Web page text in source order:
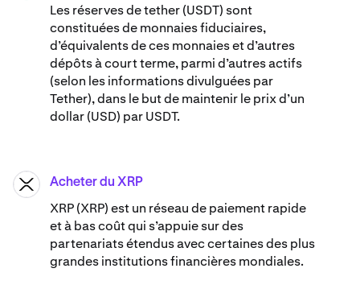
Les réserves de tether (USDT) sont
constituées de monnaies fiduciaires,
d’équivalents de ces monnaies et d’autres
dépôts à court terme, parmi d’autres actifs
(selon les informations divulguées par
Tether), dans le but de maintenir le prix d’un
dollar (USD) par USDT.
XRP Acheter du XRP
XRP (XRP) est un réseau de paiement rapide
et à bas coût qui s’appuie sur des
partenariats étendus avec certaines des plus
grandes institutions financières mondiales.